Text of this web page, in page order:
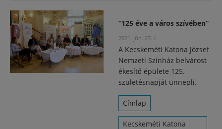
“125 éve a város szívében”
2021. jún. 27. /
A Kecskeméti Katona József
Nemzeti Színház belvárost
ékesítő épülete 125.
születésnapját ünnepli.
Címlap
Kecskeméti Katona